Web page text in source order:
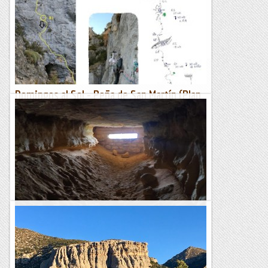
Tot i no ser una zona tan coneguda com altres del Pirineu
aragonès, el massís del Cotiella guarda també magnífiques
ascensions més enllà del seu cim principal. És el cas...
Segueix pujant
Domingos al Sol - Peña de San Martín (Plan
- Sin)
Aprovecho estos días de encierro para piar las últimas vías
del Otoño. Peña de San Martín languidece a la sombra de
Peña de Sin, un faro que atrae todas las...
Ganxets
Amb motiu del 2N (2 de novembre de 1937 - data del
bombardeig de la ciutat de Lleida pels feixistes) la Baula
organitza cada any una sèrie d'actes per recordar tan tràgica...